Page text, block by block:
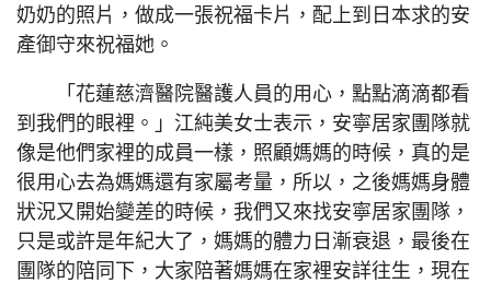
奶奶的照片，做成一張祝福卡片，配上到日本求的安
產御守來祝福她。
「花蓮慈濟醫院醫護人員的用心，點點滴滴都看
到我們的眼裡。」江純美女士表示，安寧居家團隊就
像是他們家裡的成員一樣，照顧媽媽的時候，真的是
很用心去為媽媽還有家屬考量，所以，之後媽媽身體
狀況又開始變差的時候，我們又來找安寧居家團隊，
只是或許是年紀大了，媽媽的體力日漸衰退，最後在
團隊的陪同下，大家陪著媽媽在家裡安詳往生，現在